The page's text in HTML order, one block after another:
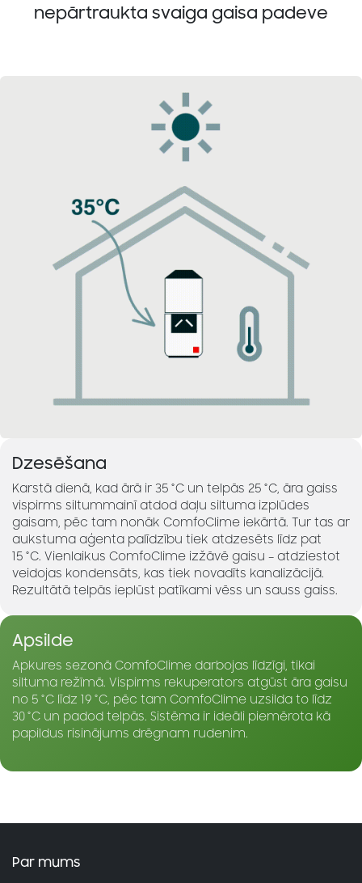
nepārtraukta svaiga gaisa padeve
Dzesēšana
Karstā dienā, kad ārā ir 35 °C un telpās 25 °C, āra gaiss
vispirms siltummainī atdod daļu siltuma izplūdes
gaisam, pēc tam nonāk ComfoClime iekārtā. Tur tas ar
aukstuma aģenta palīdzību tiek atdzesēts līdz pat
15 °C. Vienlaikus ComfoClime izžāvē gaisu – atdziestot
veidojas kondensāts, kas tiek novadīts kanalizācijā.
Rezultātā telpās ieplūst patīkami vēss un sauss gaiss.
Apsilde
Apkures sezonā ComfoClime darbojas līdzīgi, tikai
siltuma režīmā. Vispirms rekuperators atgūst āra gaisu
no 5 °C līdz 19 °C, pēc tam ComfoClime uzsilda to līdz
30 °C un padod telpās. Sistēma ir ideāli piemērota kā
papildus risinājums drēgnam rudenim.
Par mums